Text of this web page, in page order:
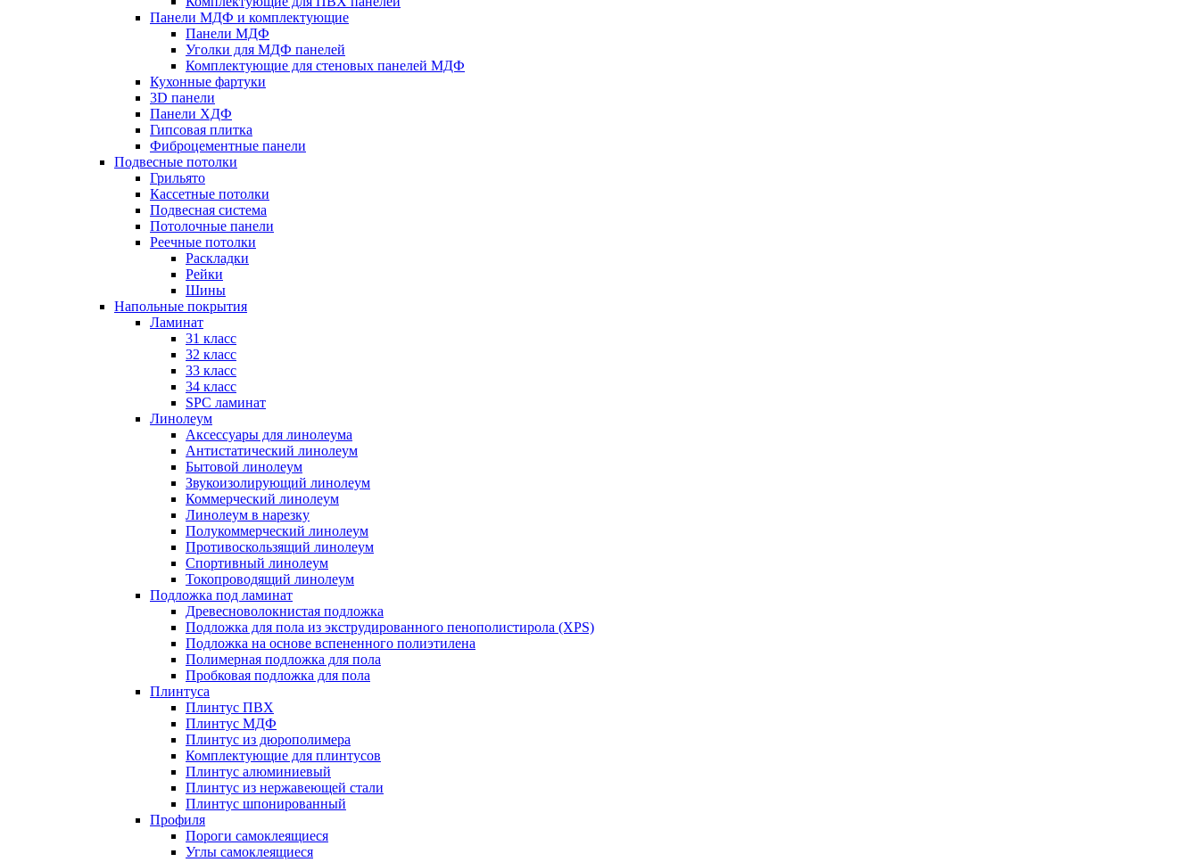
Панели МДФ и комплектующие
Панели МДФ
Уголки для МДФ панелей
Комплектующие для стеновых панелей МДФ
Кухонные фартуки
3D панели
Панели ХДФ
Гипсовая плитка
Фиброцементные панели
Подвесные потолки
Грильято
Кассетные потолки
Подвесная система
Потолочные панели
Реечные потолки
Раскладки
Рейки
Шины
Напольные покрытия
Ламинат
31 класс
32 класс
33 класс
34 класс
SPC ламинат
Линолеум
Аксессуары для линолеума
Антистатический линолеум
Бытовой линолеум
Звукоизолирующий линолеум
Коммерческий линолеум
Линолеум в нарезку
Полукоммерческий линолеум
Противоскользящий линолеум
Спортивный линолеум
Токопроводящий линолеум
Подложка под ламинат
Древесноволокнистая подложка
Подложка для пола из экструдированного пенополистирола (XPS)
Подложка на основе вспененного полиэтилена
Полимерная подложка для пола
Пробковая подложка для пола
Плинтуса
Плинтус ПВХ
Плинтус МДФ
Плинтус из дюрополимера
Комплектующие для плинтусов
Плинтус алюминиевый
Плинтус из нержавеющей стали
Плинтус шпонированный
Профиля
Пороги самоклеящиеся
Углы самоклеящиеся